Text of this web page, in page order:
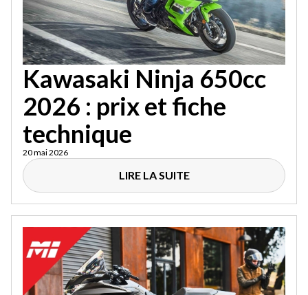
Kawasaki Ninja 650cc
2026 : prix et fiche
technique
20 mai 2026
LIRE LA SUITE